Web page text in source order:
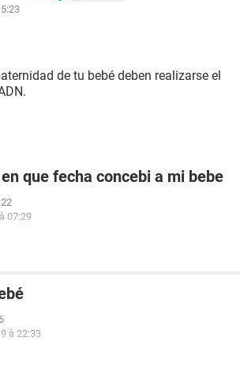
de tu bebé deben realizarse el
que fecha concebi a mi bebe
07:29
à 22:33